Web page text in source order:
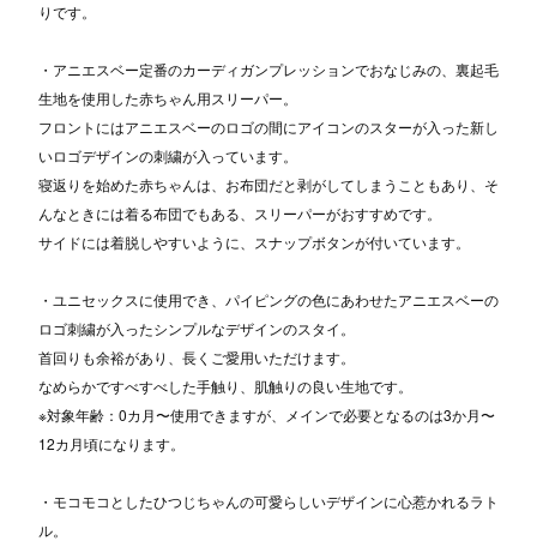
りです。
・アニエスベー定番のカーディガンプレッションでおなじみの、裏起毛
生地を使用した赤ちゃん用スリーパー。
フロントにはアニエスベーのロゴの間にアイコンのスターが入った新し
いロゴデザインの刺繍が入っています。
寝返りを始めた赤ちゃんは、お布団だと剥がしてしまうこともあり、そ
んなときには着る布団でもある、スリーパーがおすすめです。
サイドには着脱しやすいように、スナップボタンが付いています。
・ユニセックスに使用でき、パイピングの色にあわせたアニエスベーの
ロゴ刺繍が入ったシンプルなデザインのスタイ。
首回りも余裕があり、長くご愛用いただけます。
なめらかですべすべした手触り、肌触りの良い生地です。
※対象年齢：0カ月〜使用できますが、メインで必要となるのは3か月〜
12カ月頃になります。
・モコモコとしたひつじちゃんの可愛らしいデザインに心惹かれるラト
ル。